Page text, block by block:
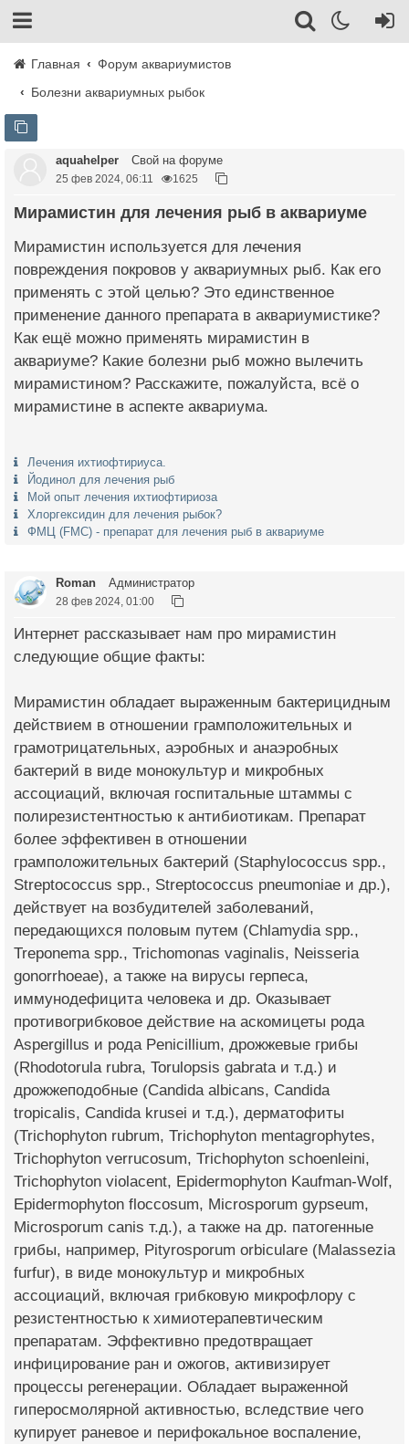
Главная
Форум аквариумистов
Болезни аквариумных рыбок
aquahelper Свой на форуме
25 фев 2024, 06:11 1625
Мирамистин для лечения рыб в аквариуме
Мирамистин используется для лечения
повреждения покровов у аквариумных рыб. Как его
применять с этой целью? Это единственное
применение данного препарата в аквариумистике?
Как ещё можно применять мирамистин в
аквариуме? Какие болезни рыб можно вылечить
мирамистином? Расскажите, пожалуйста, всё о
мирамистине в аспекте аквариума.
Лечения ихтиофтириуса.
Йодинол для лечения рыб
Мой опыт лечения ихтиофтириоза
Хлоргексидин для лечения рыбок?
ФМЦ (FMC) - препарат для лечения рыб в аквариуме
Roman Администратор
28 фев 2024, 01:00
Интернет рассказывает нам про мирамистин
следующие общие факты:
Мирамистин обладает выраженным бактерицидным
действием в отношении грамположительных и
грамотрицательных, аэробных и анаэробных
бактерий в виде монокультур и микробных
ассоциаций, включая госпитальные штаммы с
полирезистентностью к антибиотикам. Препарат
более эффективен в отношении
грамположительных бактерий (Staphylococcus spp.,
Streptococcus spp., Streptococcus pneumoniae и др.),
действует на возбудителей заболеваний,
передающихся половым путем (Chlamydia spp.,
Treponema spp., Trichomonas vaginalis, Neisseria
gonorrhoeae), а также на вирусы герпеса,
иммунодефицита человека и др. Оказывает
противогрибковое действие на аскомицеты рода
Aspergillus и рода Penicillium, дрожжевые грибы
(Rhodotorula rubra, Torulopsis gabrata и т.д.) и
дрожжеподобные (Candida albicans, Candida
tropicalis, Candida krusei и т.д.), дерматофиты
(Trichophyton rubrum, Trichophyton mentagrophytes,
Trichophyton verrucosum, Trichophyton schoenleini,
Trichophyton violacent, Epidermophyton Kaufman-Wolf,
Epidermophyton floccosum, Microsporum gypseum,
Microsporum canis т.д.), а также на др. патогенные
грибы, например, Pityrosporum orbiculare (Malassezia
furfur), в виде монокультур и микробных
ассоциаций, включая грибковую микрофлору с
резистентностью к химиотерапевтическим
препаратам. Эффективно предотвращает
инфицирование ран и ожогов, активизирует
процессы регенерации. Обладает выраженной
гиперосмолярной активностью, вследствие чего
купирует раневое и перифокальное воспаление,